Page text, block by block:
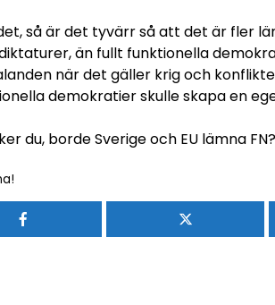
så är det tyvärr så att det är fler
än fullt funktionella
när det gäller krig och
demokratier skulle skapa en
du, borde Sverige och EU lämna FN?